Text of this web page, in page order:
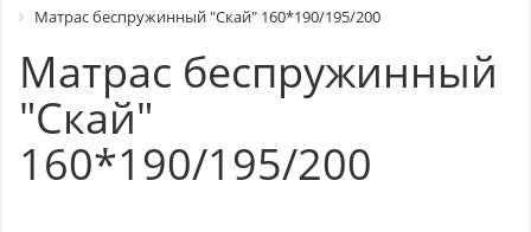
Матрас беспружинный "Скай" 160*190/195/200
Матрас беспружинный
"Скай"
160*190/195/200